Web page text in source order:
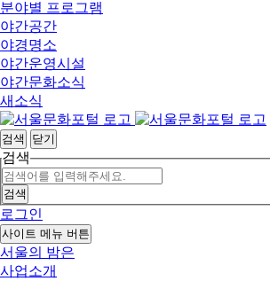
분야별 프로그램
야간공간
야경명소
야간운영시설
야간문화소식
새소식
검색 닫기
검색
검색
로그인
사이트 메뉴 버튼
서울의 밤은
사업소개